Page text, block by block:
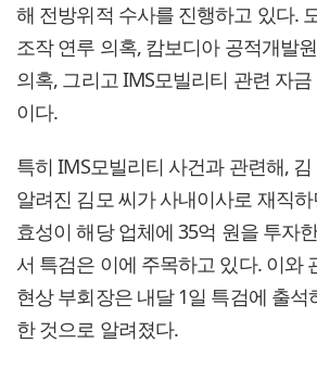
해 전방위적 수사를 진행하고 있다.
조작 연루 의혹, 캄보디아 공적개발
의혹, 그리고 IMS모빌리티 관련 자
이다.
특히 IMS모빌리티 사건과 관련해,
알려진 김모 씨가 사내이사로 재직하
효성이 해당 업체에 35억 원을 투자
서 특검은 이에 주목하고 있다. 이와
현상 부회장은 내달 1일 특검에 출
한 것으로 알려졌다.